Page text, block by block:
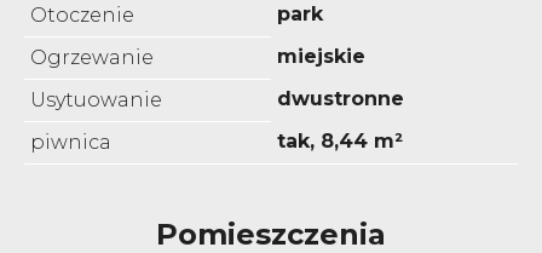
Otoczenie
park
Ogrzewanie
miejskie
Usytuowanie
dwustronne
piwnica
tak, 8,44 m²
Pomieszczenia